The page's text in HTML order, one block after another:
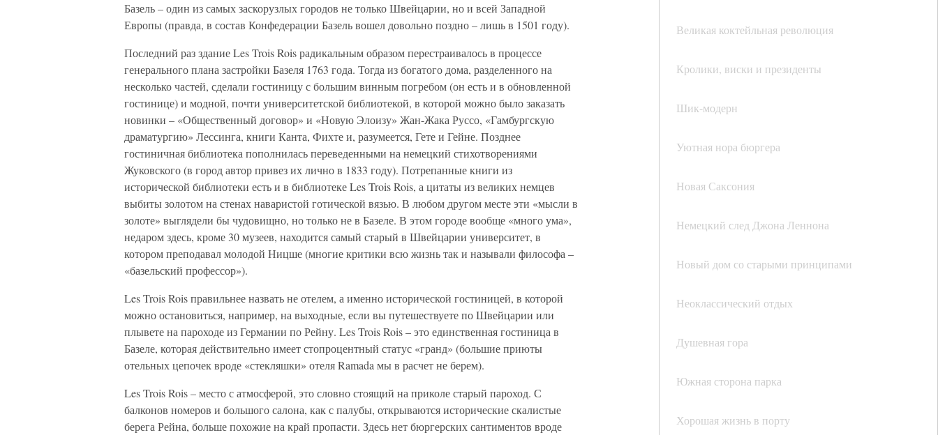
Великая коктейльная революция
Кролики, виски и президенты
Шик-модерн
Уютная нора бюргера
Новая Саксония
Немецкий след Джона Леннона
Новый дом со старыми принципами
Неоклассический отдых
Душевная гора
Южная сторона парка
Хорошая жизнь в порту
Базель – один из самых заскорузлых городов не только Швейцарии, но и всей Западной
Европы (правда, в состав Конфедерации Базель вошел довольно поздно – лишь в 1501 году).
Последний раз здание Les Trois Rois радикальным образом перестраивалось в процессе
генерального плана застройки Базеля 1763 года. Тогда из богатого дома, разделенного на
несколько частей, сделали гостиницу с большим винным погребом (он есть и в обновленной
гостинице) и модной, почти университетской библиотекой, в которой можно было заказать
новинки – «Общественный договор» и «Новую Элоизу» Жан-Жака Руссо, «Гамбургскую
драматургию» Лессинга, книги Канта, Фихте и, разумеется, Гете и Гейне. Позднее
гостиничная библиотека пополнилась переведенными на немецкий стихотворениями
Жуковского (в город автор привез их лично в 1833 году). Потрепанные книги из
исторической библиотеки есть и в библиотеке Les Trois Rois, а цитаты из великих немцев
выбиты золотом на стенах наваристой готической вязью. В любом другом месте эти «мысли в
золоте» выглядели бы чудовищно, но только не в Базеле. В этом городе вообще «много ума»,
недаром здесь, кроме 30 музеев, находится самый старый в Швейцарии университет, в
котором преподавал молодой Ницше (многие критики всю жизнь так и называли философа –
«базельский профессор»).
Les Trois Rois правильнее назвать не отелем, а именно исторической гостиницей, в которой
можно остановиться, например, на выходные, если вы путешествуете по Швейцарии или
плывете на пароходе из Германии по Рейну. Les Trois Rois – это единственная гостиница в
Базеле, которая действительно имеет стопроцентный статус «гранд» (большие приюты
отельных цепочек вроде «стекляшки» отеля Ramada мы в расчет не берем).
Les Trois Rois – место с атмосферой, это словно стоящий на приколе старый пароход. С
балконов номеров и большого салона, как с палубы, открываются исторические скалистые
берега Рейна, больше похожие на край пропасти. Здесь нет бюргерских сантиментов вроде